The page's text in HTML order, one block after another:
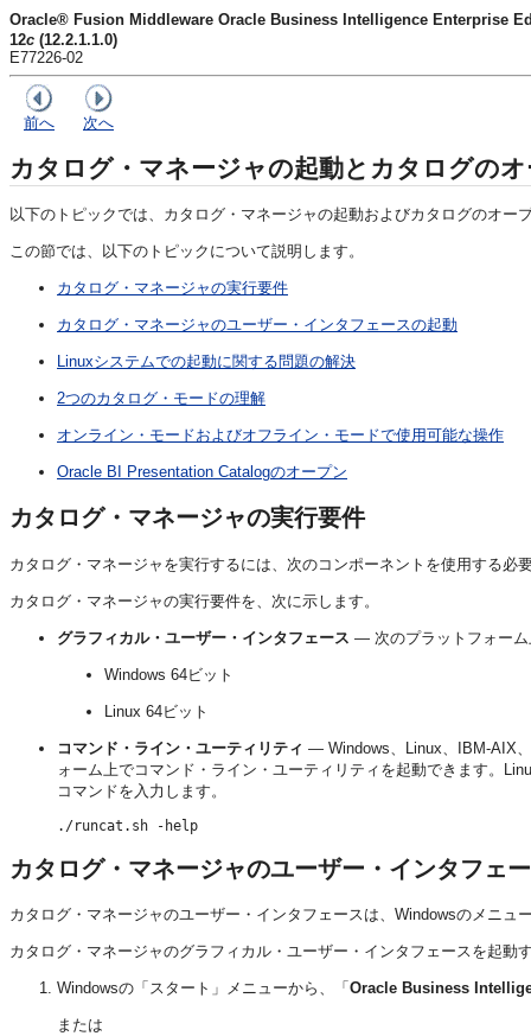
Oracle® Fusion Middleware Oracle Business Intelligence Enterprise
12c (12.2.1.1.0)
E77226-02
前へ 次へ
カタログ・マネージャの起動とカタログの
以下のトピックでは、カタログ・マネージャの起動およびカタログのオー
この節では、以下のトピックについて説明します。
カタログ・マネージャの実行要件
カタログ・マネージャのユーザー・インタフェースの起動
Linuxシステムでの起動に関する問題の解決
2つのカタログ・モードの理解
オンライン・モードおよびオフライン・モードで使用可能な操作
Oracle BI Presentation Catalogのオープン
カタログ・マネージャの実行要件
カタログ・マネージャを実行するには、次のコンポーネントを使用する必
カタログ・マネージャの実行要件を、次に示します。
グラフィカル・ユーザー・インタフェース — 次のプラットフォーム
Windows 64ビット
Linux 64ビット
コマンド・ライン・ユーティリティ — Windows、Linux、IBM-AIX
ォーム上でコマンド・ライン・ユーティリティを起動できます。
コマンドを入力します。
./runcat.sh -help
カタログ・マネージャのユーザー・インタフェ
カタログ・マネージャのユーザー・インタフェースは、Windowsのメニ
カタログ・マネージャのグラフィカル・ユーザー・インタフェースを起動
Windowsの「スタート」メニューから、「 Oracle Business
または